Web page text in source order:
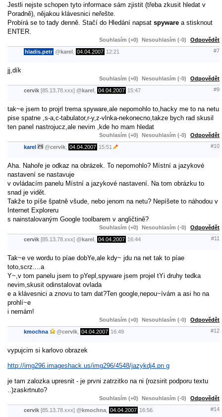
Jestli nejste schopen tyto informace sám zjistit (třeba zkusit hledat v
Poradně), nějakou klávesnici neřešte.
Probírá se to tady denně. Stačí do Hledání napsat spyware a stisknout
ENTER.
Souhlasím (+0) Nesouhlasím (-0) Odpovědět
hladis.petr @karel 04.04.2007 12:21 #7
jj,dík
Souhlasím (+0) Nesouhlasím (-0) Odpovědět
cervik [85.13.78.xxx] @karel 04.04.2007 15:47 #9
tak~e jsem to projrl trema spyware,ale nepomohlo to,hacky me to na netu
pise spatne ,s-a,c-tabulator,r-y,z-vlnka-nekonecno,takze bych rad skusil
ten panel nastrojucz,ale nevim ,kde ho mam hledat
Souhlasím (+0) Nesouhlasím (-0) Odpovědět
karel @cervik 04.04.2007 15:51 #10
Aha. Nahoře je odkaz na obrázek. To nepomohlo? Místní a jazykové
nastavení se nastavuje
v ovládacím panelu Místní a jazykové nastavení. Na tom obrázku to
snad je vidět.
Takže to píše špatně všude, nebo jenom na netu? Nepíšete to náhodou v
Internet Exploreru
s nainstalovaným Google toolbarem v angličtině?
Souhlasím (+0) Nesouhlasím (-0) Odpovědět
cervik [85.13.78.xxx] @karel 04.04.2007 16:44 #11
Tak~e ve wordu to píae dobYe,ale kdy~ jdu na net tak to píae
toto,scrz....a
Y~,v tom panelu jsem to pYepl,spyware jsem projel tYi druhy tedka
nevim,skusit odinstalovat ovlada
e a klávesnici a znovu to tam dat?Ten google,nepou~ívám a asi ho na
prohlí~e
i nemám!
Souhlasím (+0) Nesouhlasím (-0) Odpovědět
kmochna @cervik 04.04.2007 16:49 #12
vypujcim si karlovo obrazek
http://img296.imageshack.us/img296/4548/jazykdj4.pn g
je tam zalozka upresnit - je prvni zatrzitko na ni (rozsirit podporu textu
..)zaskrtnuto?
Souhlasím (+0) Nesouhlasím (-0) Odpovědět
cervik [85.13.78.xxx] @kmochna 04.04.2007 16:56 #14